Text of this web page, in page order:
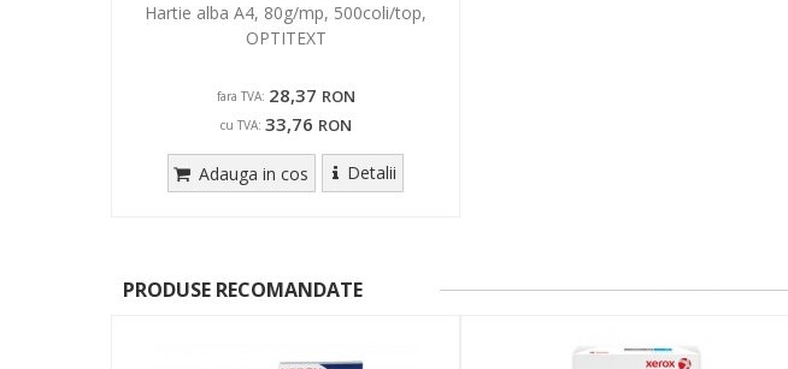
Hartie alba A4, 80g/mp, 500coli/top,
OPTITEXT
fara TVA: 28,37 RON
cu TVA: 33,76 RON
Adauga in cos Detalii
PRODUSE RECOMANDATE